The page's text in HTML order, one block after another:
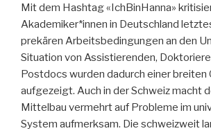
Mit dem Hashtag «IchBinHanna»
Akademiker*innen in Deutschland
prekären Arbeitsbedingungen an den
Situation von Assistierenden,
Postdocs wurden dadurch einer
aufgezeigt. Auch in der Schweiz macht
Mittelbau vermehrt auf Probleme im
System aufmerksam. Die schweizweit